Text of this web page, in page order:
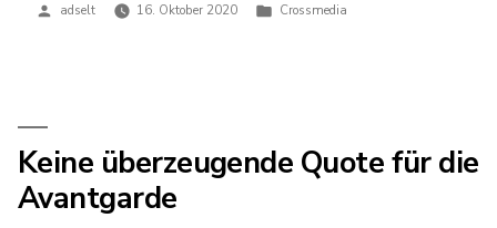
Veröffentlicht
adselt 16. Oktober 2020
Veröffentlicht
Crossmedia
Keine überzeugende Quote für die
Avantgarde